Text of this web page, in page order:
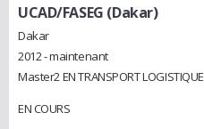
UCAD/FASEG (Dakar)
Dakar
2012 - maintenant
Master2 EN TRANSPORT LOGISTIQUE
EN COURS